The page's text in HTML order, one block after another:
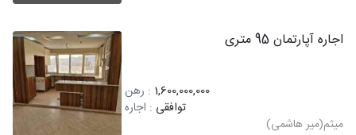
اجاره آپارتمان 95 متری
1,600,000,000 : رهن
توافقی : اجاره
میثم(میر هاشمی)